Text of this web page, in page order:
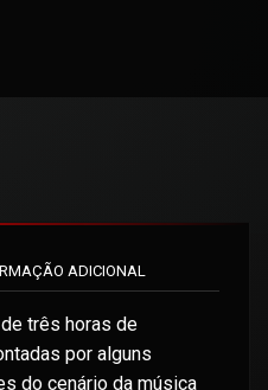
ADICIONAL
três horas de
por alguns
do cenário da música